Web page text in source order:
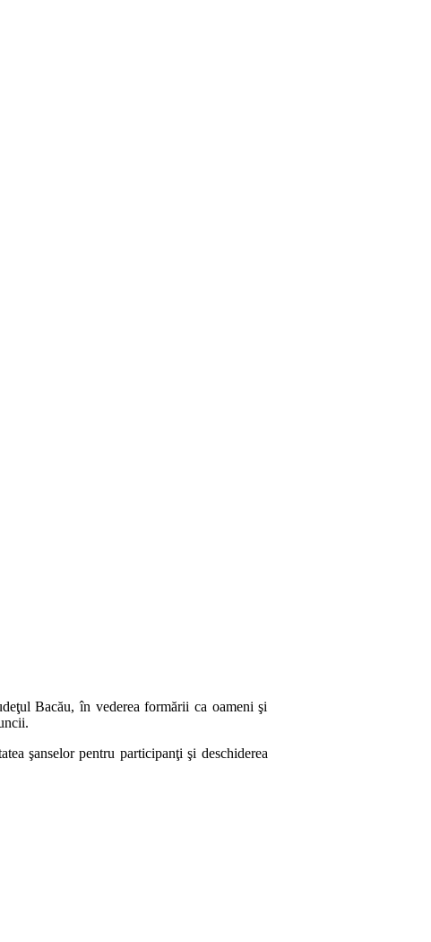
Bacău, în vederea formării ca oameni şi
şanselor pentru participanţi şi deschiderea